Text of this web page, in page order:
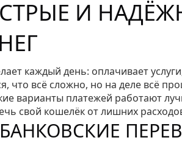
И
каждый день: оплачивает
что всё сложно, но на деле всё
варианты платежей работают
свой кошелёк от лишних